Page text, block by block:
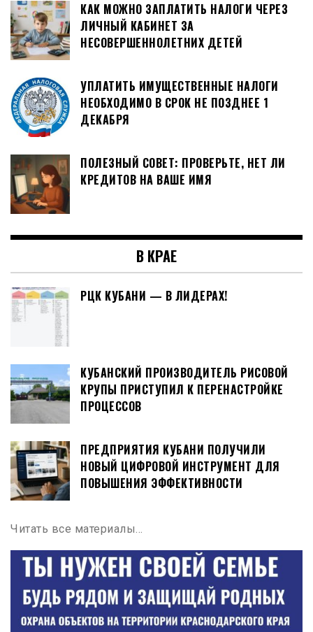
КАК МОЖНО ЗАПЛАТИТЬ НАЛОГИ ЧЕРЕЗ
ЛИЧНЫЙ КАБИНЕТ ЗА
НЕСОВЕРШЕННОЛЕТНИХ ДЕТЕЙ
УПЛАТИТЬ ИМУЩЕСТВЕННЫЕ НАЛОГИ
НЕОБХОДИМО В СРОК НЕ ПОЗДНЕЕ 1
ДЕКАБРЯ
ПОЛЕЗНЫЙ СОВЕТ: ПРОВЕРЬТЕ, НЕТ ЛИ
КРЕДИТОВ НА ВАШЕ ИМЯ
В КРАЕ
РЦК КУБАНИ — В ЛИДЕРАХ!
КУБАНСКИЙ ПРОИЗВОДИТЕЛЬ РИСОВОЙ
КРУПЫ ПРИСТУПИЛ К ПЕРЕНАСТРОЙКЕ
ПРОЦЕССОВ
ПРЕДПРИЯТИЯ КУБАНИ ПОЛУЧИЛИ
НОВЫЙ ЦИФРОВОЙ ИНСТРУМЕНТ ДЛЯ
ПОВЫШЕНИЯ ЭФФЕКТИВНОСТИ
Читать все материалы…